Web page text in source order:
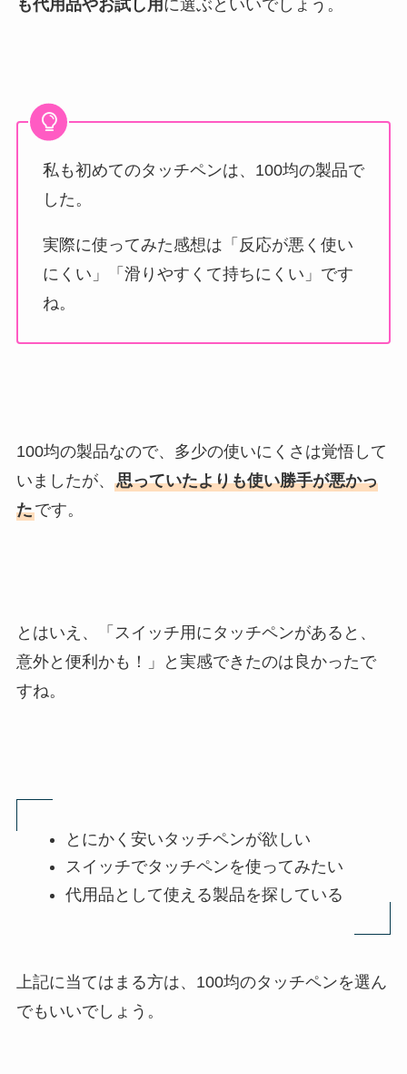
も代用品やお試し用 に選ぶといいでしょう。
私も初めてのタッチペンは、100均の製品で
した。
実際に使ってみた感想は「反応が悪く使い
にくい」「滑りやすくて持ちにくい」です
ね。
100均の製品なので、多少の使いにくさは覚悟して
いましたが、 思っていたよりも使い勝手が悪かっ
たです。
とはいえ、「スイッチ用にタッチペンがあると、
意外と便利かも！」と実感できたのは良かったで
すね。
とにかく安いタッチペンが欲しい
スイッチでタッチペンを使ってみたい
代用品として使える製品を探している
上記に当てはまる方は、100均のタッチペンを選ん
でもいいでしょう。